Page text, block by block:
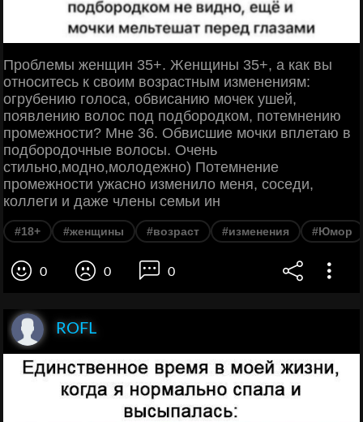
Проблемы женщин 35+. Женщины 35+, а как вы
относитесь к своим возрастным изменениям:
огрубению голоса, обвисанию мочек ушей,
появлению волос под подбородком, потемнению
промежности? Мне 36. Обвисшие мочки вплетаю в
подбородочные волосы. Очень
стильно,модно,молодежно) Потемнение
промежности ужасно изменило меня, соседи,
коллеги и даже члены семьи ин
#18+ #женщины #возраст #изменения #Юмор
0 0 0
ROFL